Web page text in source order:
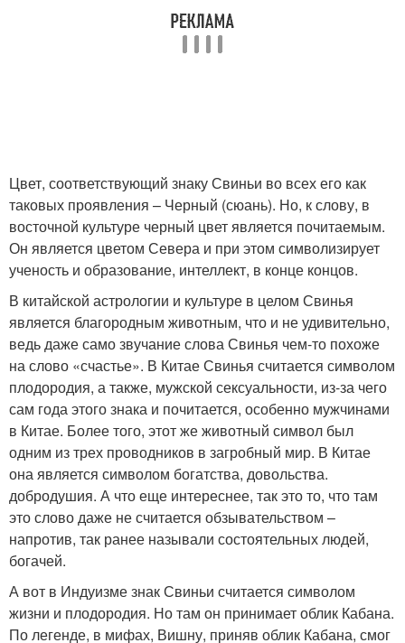
Цвет, соответствующий знаку Свиньи во всех его как
таковых проявления – Черный (сюань). Но, к слову, в
восточной культуре черный цвет является почитаемым.
Он является цветом Севера и при этом символизирует
ученость и образование, интеллект, в конце концов.
В китайской астрологии и культуре в целом Свинья
является благородным животным, что и не удивительно,
ведь даже само звучание слова Свинья чем-то похоже
на слово «счастье». В Китае Свинья считается символом
плодородия, а также, мужской сексуальности, из-за чего
сам года этого знака и почитается, особенно мужчинами
в Китае. Более того, этот же животный символ был
одним из трех проводников в загробный мир. В Китае
она является символом богатства, довольства.
добродушия. А что еще интереснее, так это то, что там
это слово даже не считается обзывательством –
напротив, так ранее называли состоятельных людей,
богачей.
А вот в Индуизме знак Свиньи считается символом
жизни и плодородия. Но там он принимает облик Кабана.
По легенде, в мифах, Вишну, приняв облик Кабана, смог